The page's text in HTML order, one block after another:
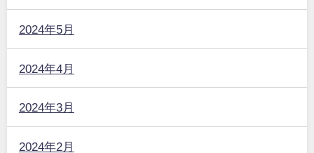
2024年5月
2024年4月
2024年3月
2024年2月